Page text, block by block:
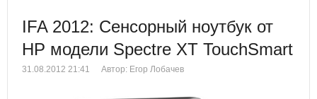
IFA 2012: Сенсорный ноутбук от
HP модели Spectre XT TouchSmart
31.08.2012 21:41 Автор: Егор Лобачев